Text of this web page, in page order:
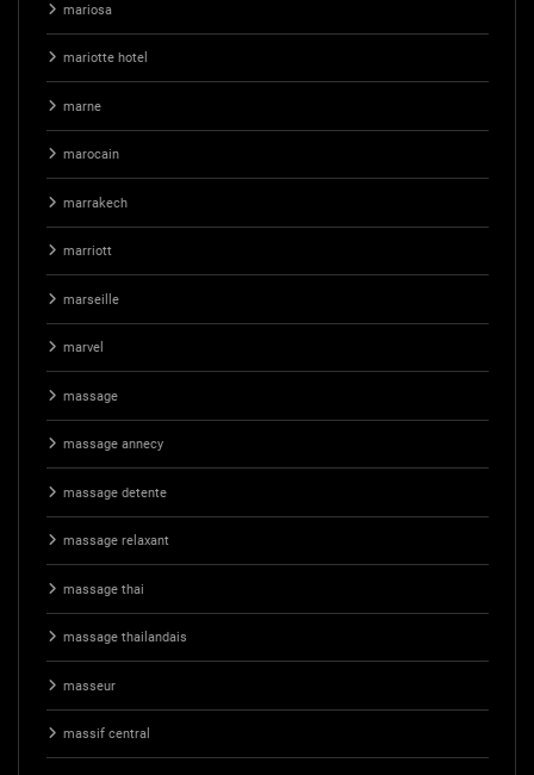
mariosa
mariotte hotel
marne
marocain
marrakech
marriott
marseille
marvel
massage
massage annecy
massage detente
massage relaxant
massage thai
massage thailandais
masseur
massif central